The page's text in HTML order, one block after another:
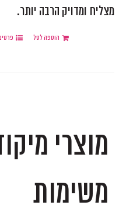
מצליח ומדויק הרבה יותר.
הוספה לסל
מוצרי
משימות